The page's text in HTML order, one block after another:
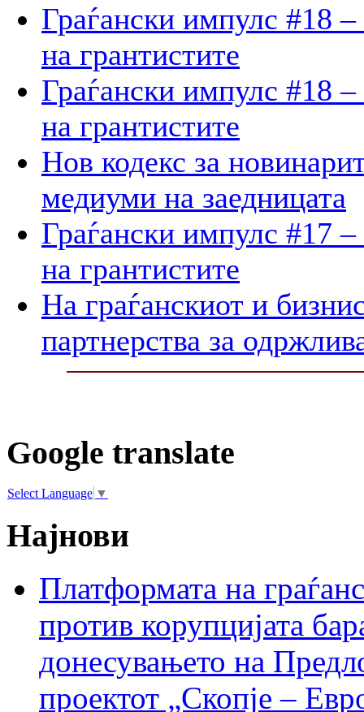
Граѓански импулс #18
на грантистите
Граѓански импулс #18
на грантистите
Нов кодекс за
медиуми на заедницата
Граѓански импулс #17
на грантистите
На граѓанскиот и
партнерства за
Google translate
Select Language ▼
Најнови
Платформата на
против корупцијата
донесувањето на
проектот „Скопје –